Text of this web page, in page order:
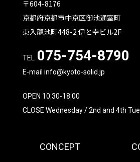
〒604-8176
京都府京都市中京区御池通室町
東入龍池町448-2 伊と幸ビル2F
TEL 075-754-8790
E-mail info@kyoto-solid.jp
OPEN 10:30-18:00
CLOSE Wednesday / 2nd and 4th
CONCEPT